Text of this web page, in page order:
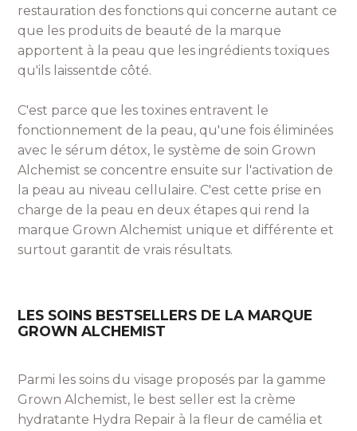
restauration des fonctions qui concerne autant ce
que les produits de beauté de la marque
apportent à la peau que les ingrédients toxiques
qu'ils laissentde côté.
C'est parce que les toxines entravent le
fonctionnement de la peau, qu'une fois éliminées
avec le sérum détox, le système de soin Grown
Alchemist se concentre ensuite sur l'activation de
la peau au niveau cellulaire. C'est cette prise en
charge de la peau en deux étapes qui rend la
marque Grown Alchemist unique et différente et
surtout garantit de vrais résultats.
LES SOINS BESTSELLERS DE LA MARQUE
GROWN ALCHEMIST
Parmi les soins du visage proposés par la gamme
Grown Alchemist, le best seller est la crème
hydratante Hydra Repair à la fleur de camélia et